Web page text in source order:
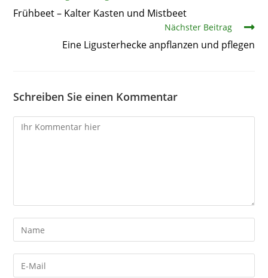
Frühbeet – Kalter Kasten und Mistbeet
Nächster Beitrag
Eine Ligusterhecke anpflanzen und pflegen
Schreiben Sie einen Kommentar
Kommentare
Gib
deinen
Namen
oder
Gib
deine